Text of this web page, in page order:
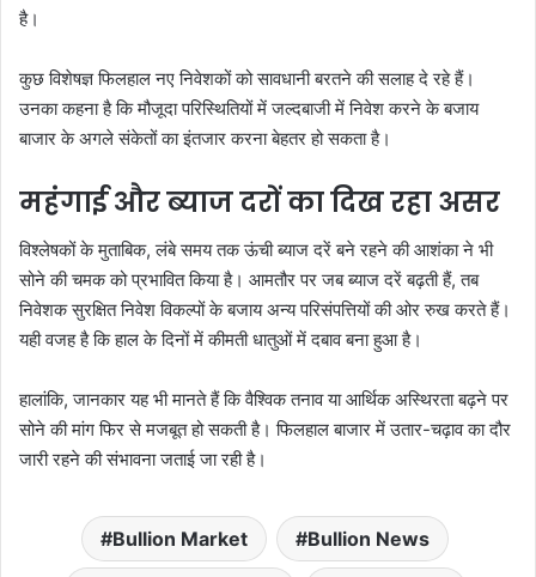
है।
कुछ विशेषज्ञ फिलहाल नए निवेशकों को सावधानी बरतने की सलाह दे रहे हैं।
उनका कहना है कि मौजूदा परिस्थितियों में जल्दबाजी में निवेश करने के बजाय
बाजार के अगले संकेतों का इंतजार करना बेहतर हो सकता है।
महंगाई और ब्याज दरों का दिख रहा असर
विश्लेषकों के मुताबिक, लंबे समय तक ऊंची ब्याज दरें बने रहने की आशंका ने भी
सोने की चमक को प्रभावित किया है। आमतौर पर जब ब्याज दरें बढ़ती हैं, तब
निवेशक सुरक्षित निवेश विकल्पों के बजाय अन्य परिसंपत्तियों की ओर रुख करते हैं।
यही वजह है कि हाल के दिनों में कीमती धातुओं में दबाव बना हुआ है।
हालांकि, जानकार यह भी मानते हैं कि वैश्विक तनाव या आर्थिक अस्थिरता बढ़ने पर
सोने की मांग फिर से मजबूत हो सकती है। फिलहाल बाजार में उतार-चढ़ाव का दौर
जारी रहने की संभावना जताई जा रही है।
Bullion Market Bullion News